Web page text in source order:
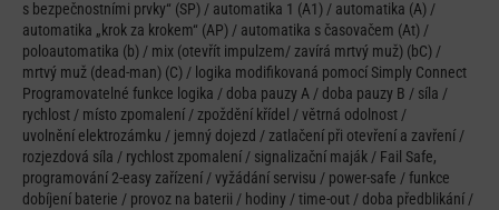
s bezpečnostními prvky“ (SP) / automatika 1 (A1) / automatika (A) /
automatika „krok za krokem“ (AP) / automatika s časovačem (At) /
poloautomatika (b) / mix (otevřít impulzem/ zavírá mrtvý muž) (bC) /
mrtvý muž (dead-man) (C) / logika modifikovaná pomocí Simply Connect
Programovatelné funkce logika / doba pauzy A / doba pauzy B / síla /
rychlost / místo zpomalení / zpoždění křídel / větrná odolnost /
uvolnění elektrozámku / jemný dojezd / zatlačení při otevření a zavření /
rozjezdová síla / rychlost zpomalení / signalizační maják / Fail Safe,
programování 2-easy zařízení / vyžádání servisu / power-safe / funkce
dobíjení baterie / provoz na baterii / hodiny / time-out / doba předblikání /